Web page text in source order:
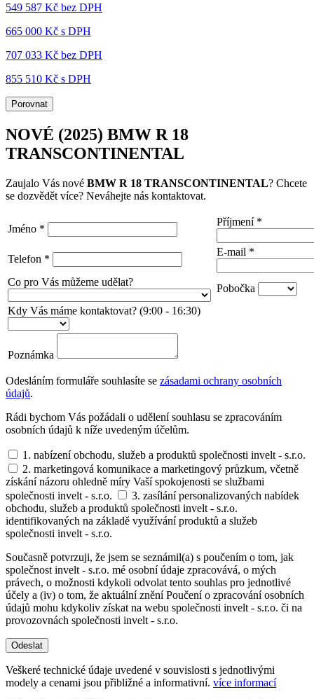
549 587 Kč bez DPH
665 000 Kč s DPH
707 033 Kč bez DPH
855 510 Kč s DPH
Porovnat
NOVÉ (2025) BMW R 18
TRANSCONTINENTAL
Zaujalo Vás nové BMW R 18 TRANSCONTINENTAL? Chcete
se dozvědět více? Neváhejte nás kontaktovat.
Jméno *
Příjmení *
Telefon *
E-mail *
Co pro Vás můžeme udělat?
Pobočka
Kdy Vás máme kontaktovat? (9:00 - 16:30)
Poznámka
Odesláním formuláře souhlasíte se zásadami ochrany osobních
údajů.
Rádi bychom Vás požádali o udělení souhlasu se zpracováním
osobních údajů k níže uvedeným účelům.
1. nabízení obchodu, služeb a produktů společnosti invelt - s.r.o.
2. marketingová komunikace a marketingový průzkum, včetně
získání názoru ohledně míry Vaší spokojenosti se službami
společnosti invelt - s.r.o.
3. zasílání personalizovaných nabídek
obchodu, služeb a produktů společnosti invelt - s.r.o.
identifikovaných na základě využívání produktů a služeb
společnosti invelt - s.r.o.
Současně potvrzuji, že jsem se seznámil(a) s poučením o tom, jak
společnost invelt - s.r.o. mé osobní údaje zpracovává, o mých
právech, o možnosti kdykoli odvolat tento souhlas pro jednotlivé
účely a (iv) o tom, že aktuální znění Poučení o zpracování osobních
údajů mohu kdykoliv získat na webu společnosti invelt - s.r.o. či na
provozovnách společnosti invelt - s.r.o.
Odeslat
Veškeré technické údaje uvedené v souvislosti s jednotlivými
modely a cenami jsou přibližné a informativní. více informací